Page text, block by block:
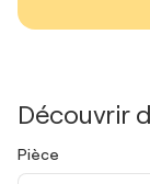
Découvrir
Pièce